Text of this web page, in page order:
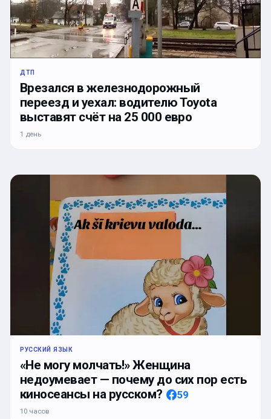
ДТП
Врезался в железнодорожный
переезд и уехал: водителю Toyota
выставят счёт на 25 000 евро
1 день
РУССКИЙ ЯЗЫК
«Не могу молчать!» Женщина
недоумевает — почему до сих пор есть
киносеансы на русском?
59
10 часов